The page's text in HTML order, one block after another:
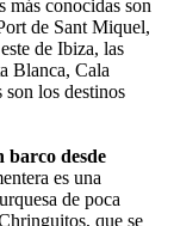
más conocidas son
de Sant Miquel,
de Ibiza, las
Blanca, Cala
son los destinos
barco desde
es una
de poca
que se